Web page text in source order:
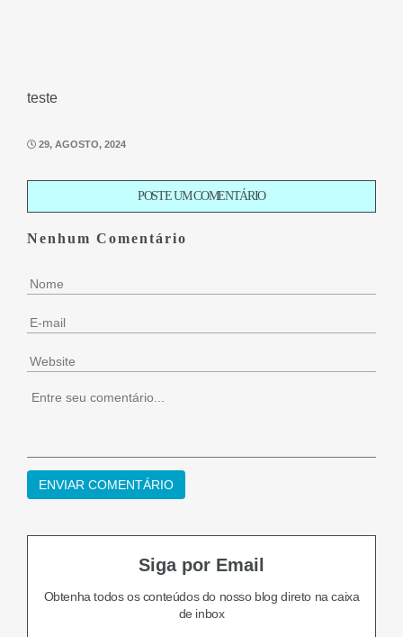
teste
29, AGOSTO, 2024
POSTE UM COMENTÁRIO
Nenhum Comentário
Siga por Email
Obtenha todos os conteúdos do nosso blog direto na caixa
de inbox